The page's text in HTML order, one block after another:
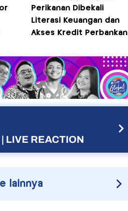
Perikanan Dibekali
Literasi Keuangan dan
Akses Kredit Perbankan
LIVE REACTION
lainnya